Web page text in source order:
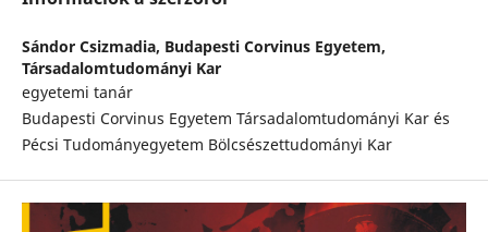
Sándor Csizmadia, Budapesti Corvinus Egyetem,
Társadalomtudományi Kar
egyetemi tanár
Budapesti Corvinus Egyetem Társadalomtudományi Kar és
Pécsi Tudományegyetem Bölcsészettudományi Kar